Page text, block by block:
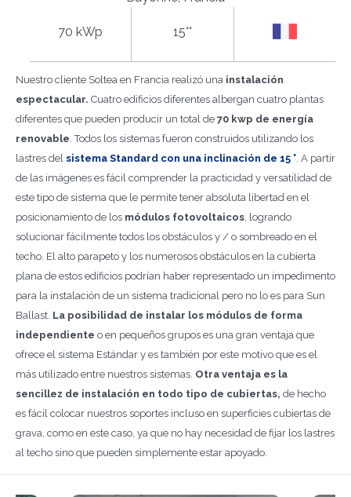
70 kWp 15°°
Nuestro cliente Soltea en Francia realizó una instalación
espectacular. Cuatro edificios diferentes albergan cuatro plantas
diferentes que pueden producir un total de 70 kwp de energía
renovable. Todos los sistemas fueron construidos utilizando los
lastres del sistema Standard con una inclinación de 15 °. A partir
de las imágenes es fácil comprender la practicidad y versatilidad de
este tipo de sistema que le permite tener absoluta libertad en el
posicionamiento de los módulos fotovoltaicos, logrando
solucionar fácilmente todos los obstáculos y / o sombreado en el
techo. El alto parapeto y los numerosos obstáculos en la cubierta
plana de estos edificios podrían haber representado un impedimento
para la instalación de un sistema tradicional pero no lo es para Sun
Ballast. La posibilidad de instalar los módulos de forma
independiente o en pequeños grupos es una gran ventaja que
ofrece el sistema Estándar y es también por este motivo que es el
más utilizado entre nuestros sistemas. Otra ventaja es la
sencillez de instalación en todo tipo de cubiertas, de hecho
es fácil colocar nuestros soportes incluso en superficies cubiertas de
grava, como en este caso, ya que no hay necesidad de fijar los lastres
al techo sino que pueden simplemente estar apoyado.